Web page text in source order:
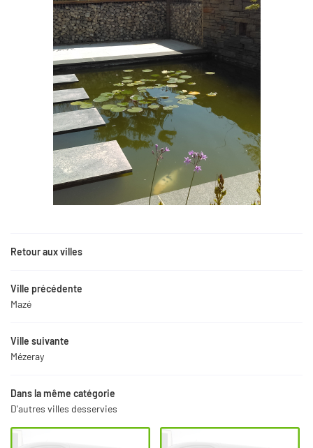
Retour aux villes
Ville précédente
Mazé
Ville suivante
Mézeray
Dans la même catégorie
D'autres villes desservies